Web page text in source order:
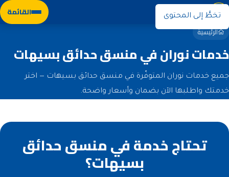
تخطَّ إلى المحتوى القائمة نوران
الرئيسية
خدمات نوران في منسق حدائق بسيهات
جميع خدمات نوران المتوفّرة في منسق حدائق بسيهات — اختر
خدمتك واطلبها الآن بضمان وأسعار واضحة.
تحتاج خدمة في منسق حدائق
بسيهات؟